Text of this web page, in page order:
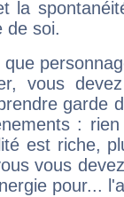
la
de soi.
que
vous
garde
:
est riche,
vous
pour...